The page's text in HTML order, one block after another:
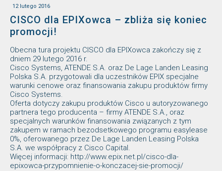
12 lutego 2016
CISCO dla EPIXowca – zbliża się koniec
promocji!
Obecna tura projektu CISCO dla EPIXowca zakończy się z
dniem 29 lutego 2016 r.
Cisco Systems, ATENDE S.A. oraz De Lage Landen Leasing
Polska S.A. przygotowali dla uczestników EPIX specjalne
warunki cenowe oraz finansowania zakupu produktów firmy
Cisco Systems.
Oferta dotyczy zakupu produktów Cisco u autoryzowanego
partnera tego producenta – firmy ATENDE S.A., oraz
specjalnych warunków finansowania związanych z tym
zakupem w ramach bezodsetkowego programu easylease
0%, oferowanego przez De Lage Landen Leasing Polska
S.A. we współpracy z Cisco Capital.
Więcej informacji: http://www.epix.net.pl/cisco-dla-
epixowca-przypomnienie-o-konczacej-sie-promocji/